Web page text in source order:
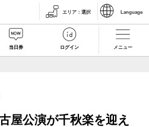
エリア ： 選択 Language
当日券 ログイン メニュー
屋公演が千秋楽を迎え